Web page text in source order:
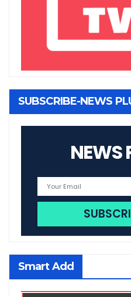
SUBSCRIBE-NEWS
NEWS
Smart Add